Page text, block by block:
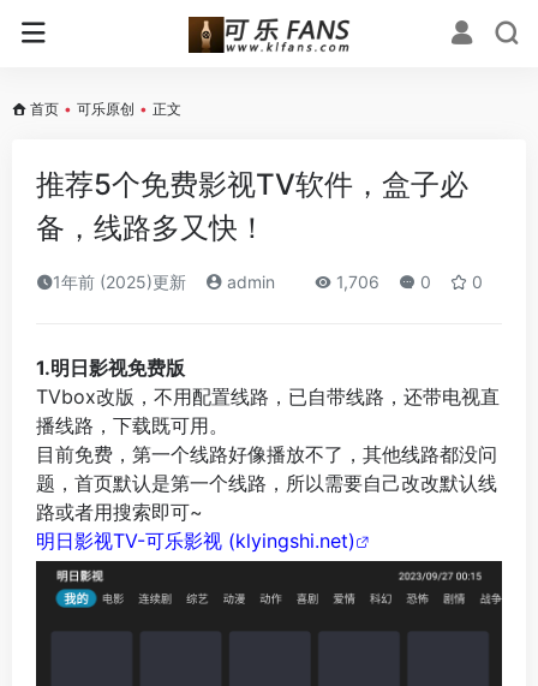
首页 • 可乐原创 • 正文
推荐5个免费影视TV软件，盒子必
备，线路多又快！
1年前 (2025)更新 admin 1,706 0 0
1.明日影视免费版
TVbox改版，不用配置线路，已自带线路，还带电视直
播线路，下载既可用。
目前免费，第一个线路好像播放不了，其他线路都没问
题，首页默认是第一个线路，所以需要自己改改默认线
路或者用搜索即可~
明日影视TV-可乐影视 (klyingshi.net)